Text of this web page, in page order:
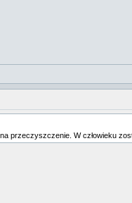
przeczyszczenie. W człowieku